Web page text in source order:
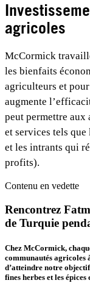
agricoles
McCormick
les bienfaits
agriculteurs et
augmente
peut permettre aux
et services tels que
et les intrants qui
profits).
Contenu en vedette
Rencontrez
de Turquie
Chez McCormick,
communautés agricoles
d’atteindre notre
fines herbes et les